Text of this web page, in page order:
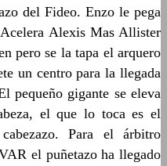
del Fideo. Enzo le pega
Alexis Mas Allister
pero se la tapa el arquero
un centro para la llegada
pequeño gigante se eleva
el que lo toca es el
Para el árbitro
el puñetazo ha llegado